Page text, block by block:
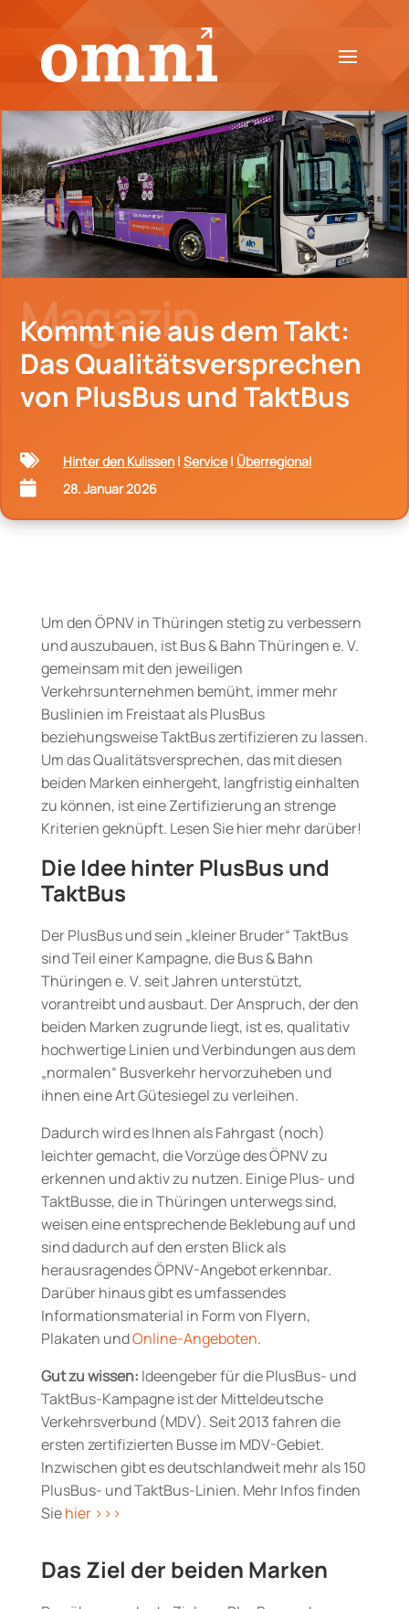
Magazin.
Kommt nie aus dem Takt:
Das Qualitätsversprechen
von PlusBus und TaktBus
 Hinter den Kulissen | Service | Überregional
 28. Januar 2026
Um den ÖPNV in Thüringen stetig zu verbessern
und auszubauen, ist Bus & Bahn Thüringen e. V.
gemeinsam mit den jeweiligen
Verkehrsunternehmen bemüht, immer mehr
Buslinien im Freistaat als PlusBus
beziehungsweise TaktBus zertifizieren zu lassen.
Um das Qualitätsversprechen, das mit diesen
beiden Marken einhergeht, langfristig einhalten
zu können, ist eine Zertifizierung an strenge
Kriterien geknüpft. Lesen Sie hier mehr darüber!
Die Idee hinter PlusBus und
TaktBus
Der PlusBus und sein „kleiner Bruder“ TaktBus
sind Teil einer Kampagne, die Bus & Bahn
Thüringen e. V. seit Jahren unterstützt,
vorantreibt und ausbaut. Der Anspruch, der den
beiden Marken zugrunde liegt, ist es, qualitativ
hochwertige Linien und Verbindungen aus dem
„normalen“ Busverkehr hervorzuheben und
ihnen eine Art Gütesiegel zu verleihen.
Dadurch wird es Ihnen als Fahrgast (noch)
leichter gemacht, die Vorzüge des ÖPNV zu
erkennen und aktiv zu nutzen. Einige Plus- und
TaktBusse, die in Thüringen unterwegs sind,
weisen eine entsprechende Beklebung auf und
sind dadurch auf den ersten Blick als
herausragendes ÖPNV-Angebot erkennbar.
Darüber hinaus gibt es umfassendes
Informationsmaterial in Form von Flyern,
Plakaten undOnline-Angeboten.
Gut zu wissen: Ideengeber für die PlusBus- und
TaktBus-Kampagne ist der Mitteldeutsche
Verkehrsverbund (MDV). Seit 2013 fahren die
ersten zertifizierten Busse im MDV-Gebiet.
Inzwischen gibt es deutschlandweit mehr als 150
PlusBus- und TaktBus-Linien. Mehr Infos finden
Siehier >>>
Das Ziel der beiden Marken